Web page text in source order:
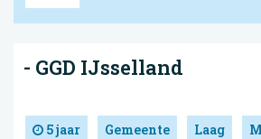
- GGD IJsselland
5 jaar Gemeente Laag